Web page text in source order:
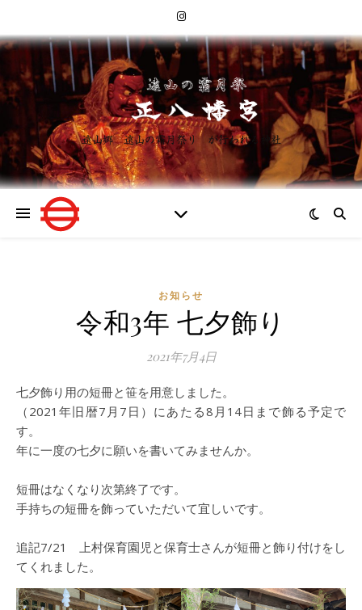
遠山郷 遠山の霜月祭り が行われる神社
お知らせ
令和3年 七夕飾り
2021年7月4日
七夕飾り用の短冊と笹を用意しました。
（2021年旧暦7月7日）にあたる8月14日まで飾る予定で
す。
年に一度の七夕に願いを書いてみませんか。
短冊はなくなり次第終了です。
手持ちの短冊を飾っていただいて宜しいです。
追記7/21 上村保育園児と保育士さんが短冊と飾り付けをし
てくれました。